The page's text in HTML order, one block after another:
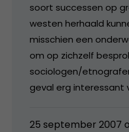
soort successen op
westen herhaald
misschien een
om op zichzelf
sociologen/
geval erg interessant
25 september 2007